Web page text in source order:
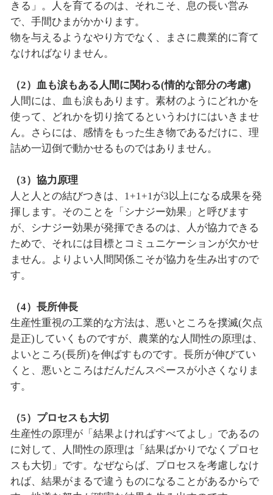
きる」。人を育てるのは、それこそ、息の長い営み
で、手間ひまがかかります。
物を与えるようなやり方でなく、まさに農業的に育て
なければなりません。
（2）血も涙もある人間に関わる(情的な部分の考慮)
人間には、血も涙もあります。素材のようにどれかを
使って、どれかを切り捨てるというわけにはいきませ
ん。さらには、感情をもった生き物であるだけに、理
詰め一辺倒で動かせるものではありません。
（3）協力原理
人と人との結びつきは、1+1+1が3以上になる成果を発
揮します。そのことを「シナジー効果」と呼びます
が、シナジー効果が発揮できるのは、人が協力できる
ためで、それには目標とコミュニケーションが欠かせ
ません。よりよい人間関係こそが協力を生み出すので
す。
（4）長所伸長
生産性重視の工業的な方法は、悪いところを撲滅(欠点
是正)していくものですが、農業的な人間性の原理は、
よいところ(長所)を伸ばすものです。長所が伸びてい
くと、悪いところはだんだんスペースが小さくなりま
す。
（5）プロセスも大切
生産性の原理が「結果よければすべてよし」であるの
に対して、人間性の原理は「結果ばかりでなくプロセ
スも大切」です。なぜならば、プロセスを考慮しなけ
れば、結果がまるで違うものになることがあるからで